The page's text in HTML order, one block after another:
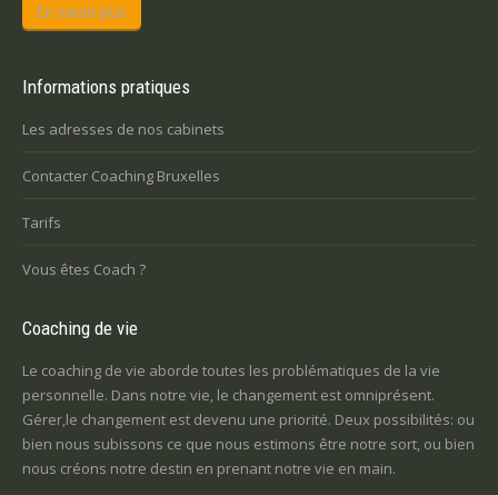
En savoir plus
Informations pratiques
Les adresses de nos cabinets
Contacter Coaching Bruxelles
Tarifs
Vous êtes Coach ?
Coaching de vie
Le coaching de vie aborde toutes les problématiques de la vie
personnelle. Dans notre vie, le changement est omniprésent.
Gérer,le changement est devenu une priorité. Deux possibilités: ou
bien nous subissons ce que nous estimons être notre sort, ou bien
nous créons notre destin en prenant notre vie en main.